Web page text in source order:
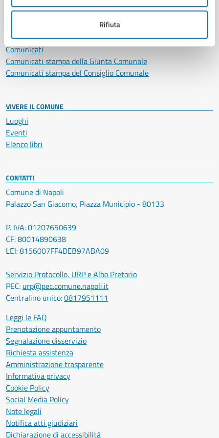
Rifiuta
NOVITÀ
Avvisi
Comunicati
Comunicati stampa della Giunta Comunale
Comunicati stampa del Consiglio Comunale
VIVERE IL COMUNE
Luoghi
Eventi
Elenco libri
CONTATTI
Comune di Napoli
Palazzo San Giacomo, Piazza Municipio - 80133
P. IVA: 01207650639
CF: 80014890638
LEI: 8156007FF4DEB97ABA09
Servizio Protocollo, URP e Albo Pretorio
PEC: urp@pec.comune.napoli.it
Centralino unico:0817951111
Leggi le FAQ
Prenotazione appuntamento
Segnalazione disservizio
Richiesta assistenza
Amministrazione trasparente
Informativa privacy
Cookie Policy
Social Media Policy
Note legali
Notifica atti giudiziari
Dichiarazione di accessibilità